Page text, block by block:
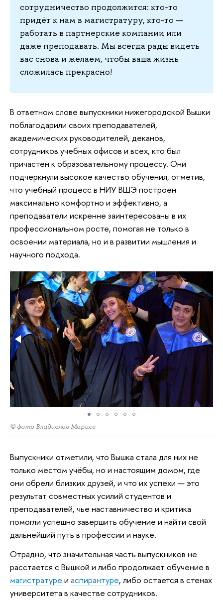
сотрудничество продолжится: кто-то
придёт к нам в магистратуру, кто-то —
работать в партнерские компании или
даже преподавать. Мы всегда рады видеть
вас снова и желаем, чтобы ваша жизнь
сложилась прекрасно!
В ответном слове выпускники нижегородской Вышки
поблагодарили своих преподавателей,
академических руководителей, деканов,
сотрудников учебных офисов и всех, кто был
причастен к образовательному процессу. Они
подчеркнули высокое качество обучения, отметив,
что учебный процесс в НИУ ВШЭ построен
максимально комфортно и эффективно, а
преподаватели искренне заинтересованы в их
профессиональном росте, помогая не только в
освоении материала, но и в развитии мышления и
научного подхода.
© фото Владислав Марцев
Выпускники отметили, что Вышка стала для них не
только местом учёбы, но и настоящим домом, где
они обрели близких друзей, и что их успехи — это
результат совместных усилий студентов и
преподавателей, чье наставничество и критика
помогли успешно завершить обучение и найти свой
дальнейший путь в профессии и науке.
Отрадно, что значительная часть выпускников не
расстается с Вышкой и либо продолжает обучение в
магистратуре и аспирантуре, либо остается в стенах
университета в качестве сотрудников.